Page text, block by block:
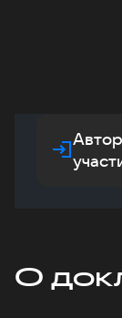
О